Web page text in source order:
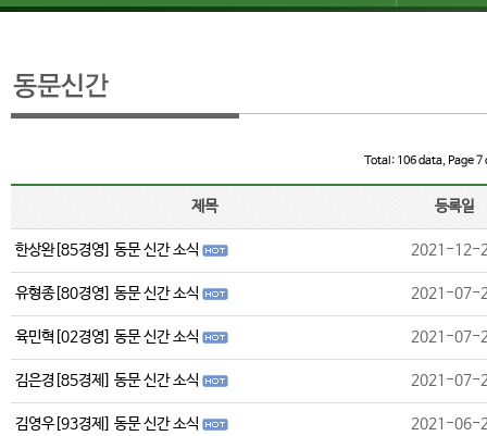
Total: 106 data, Page 7
제목 등록일
한상완[85경영] 동문 신간 소식 2021-12-
유형종[80경영] 동문 신간 소식 2021-07-
육민혁[02경영] 동문 신간 소식 2021-07-
김은경[85경제] 동문 신간 소식 2021-07-
김영우[93경제] 동문 신간 소식 2021-06-